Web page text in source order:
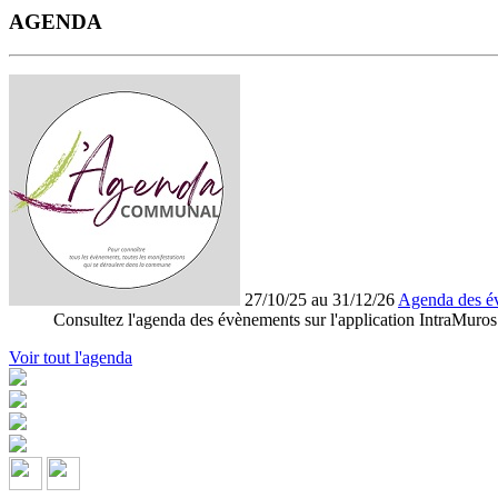
AGENDA
27/10/25 au 31/12/26 Agenda des
Consultez l'agenda des évènements sur l'application IntraMuros
Voir tout l'agenda